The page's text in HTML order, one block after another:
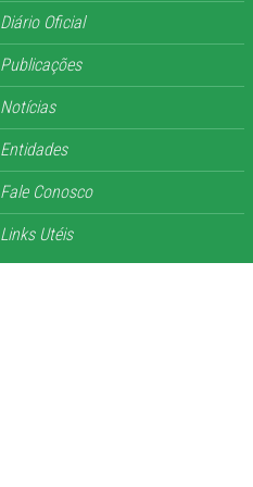
Diário Oficial
Publicações
Notícias
Entidades
Fale Conosco
Links Utéis